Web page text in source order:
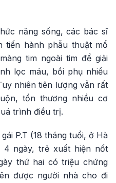
năng sống, các bác sĩ
tiến hành phẫu thuật mổ
tim ngoài tim để giải
lọc máu, bồi phụ nhiều
nhiên tiên lượng vẫn rất
tổn thương nhiều cơ
trình điều trị.
P.T (18 tháng tuổi, ở Hà
4 ngày, trẻ xuất hiện nốt
thứ hai có triệu chứng
được người nhà cho đi